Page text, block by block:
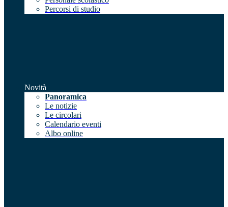
Percorsi di studio
Novità
Panoramica
Le notizie
Le circolari
Calendario eventi
Albo online